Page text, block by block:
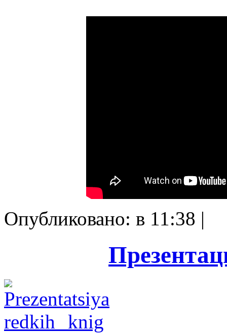
Опубликовано: в 11:38 |